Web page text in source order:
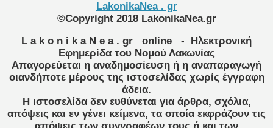
LakonikaNea . gr
©Copyright 2018 LakonikaNea.gr
L a k o n i k a N e a . gr
online
- Ηλεκτρονική
Εφημερίδα του Νομού Λακωνίας
Απαγορεύεται η αναδημοσίευση ή η αναπαραγωγή
οιανδήποτε μέρους της ιστοσελίδας χωρίς έγγραφη
άδεια.
Η ιστοσελίδα δεν ευθύνεται για άρθρα, σχόλια,
απόψεις και εν γένει κείμενα, τα οποία εκφράζουν τις